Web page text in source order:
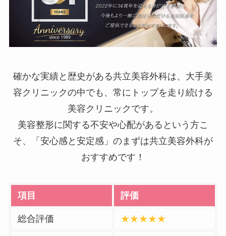
確かな実績と歴史がある共立美容外科は、大手美
容クリニックの中でも、常にトップを走り続ける
美容クリニックです。
美容整形に関する不安や心配があるという方こ
そ、「安心感と安定感」のまずは共立美容外科が
おすすめです！
項目 評価
総合評価 ★★★★★